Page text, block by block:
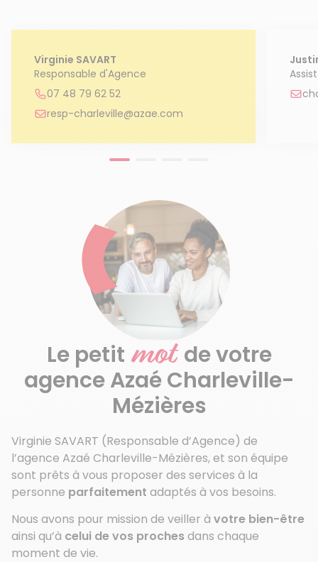
Virginie SAVART
Responsable d'Agence
07 48 79 62 52
resp-charleville@azae.com
Le petit mot de votre
agence Azaé Charleville-
Mézières
Virginie SAVART (Responsable d’Agence) de
l’agence Azaé Charleville-Mézières, et son équipe
sont prêts à vous proposer des services à la
personne parfaitement adaptés à vos besoins.
Nous avons pour mission de veiller à votre bien-être
ainsi qu’à celui de vos proches dans chaque
moment de vie.